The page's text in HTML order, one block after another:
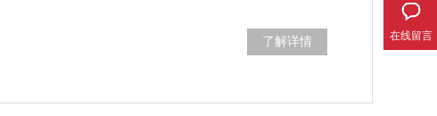
了解详情 在线留言